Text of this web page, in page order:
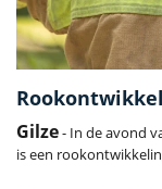
Gilze- In de avond
is een